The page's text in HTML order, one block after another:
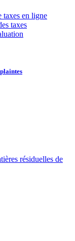
taxes en ligne
taxes
résiduelles de